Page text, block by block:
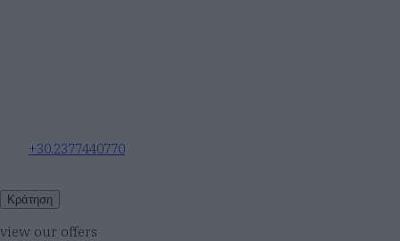
+30.2377440770
Κράτηση
view our offers